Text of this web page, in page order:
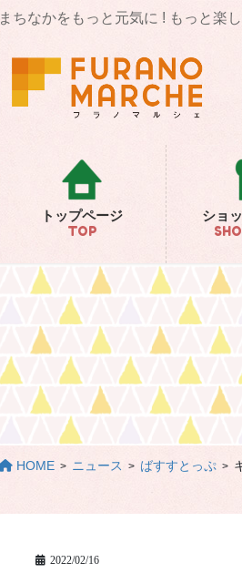
まちなかをもっと元気に ! もっと楽
トップページ
TOP
ショ
HOME ニュース ばすすとっぷ
2022/02/16